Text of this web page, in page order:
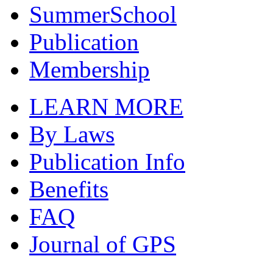
SummerSchool
Publication
Membership
LEARN MORE
By Laws
Publication Info
Benefits
FAQ
Journal of GPS